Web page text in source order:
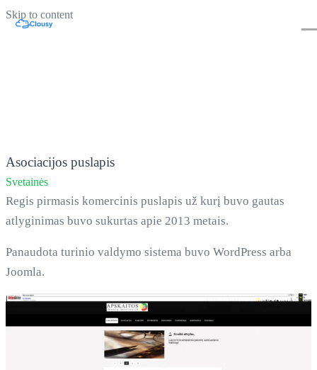
Skip to content
Asociacijos puslapis
Svetainės
Regis pirmasis komercinis puslapis už kurį buvo gautas
atlyginimas buvo sukurtas apie 2013 metais.
Panaudota turinio valdymo sistema buvo WordPress arba
Joomla.